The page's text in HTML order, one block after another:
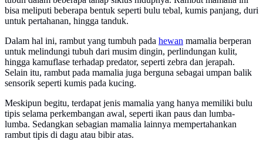
bisa meliputi beberapa bentuk seperti bulu tebal, kumis panjang, duri
untuk pertahanan, hingga tanduk.
Dalam hal ini, rambut yang tumbuh pada hewan mamalia berperan
untuk melindungi tubuh dari musim dingin, perlindungan kulit,
hingga kamuflase terhadap predator, seperti zebra dan jerapah.
Selain itu, rambut pada mamalia juga berguna sebagai umpan balik
sensorik seperti kumis pada kucing.
Meskipun begitu, terdapat jenis mamalia yang hanya memiliki bulu
tipis selama perkembangan awal, seperti ikan paus dan lumba-
lumba. Sedangkan sebagian mamalia lainnya mempertahankan
rambut tipis di dagu atau bibir atas.